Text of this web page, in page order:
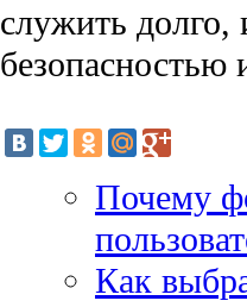
служить долго,
безопасностью
Почему
Как